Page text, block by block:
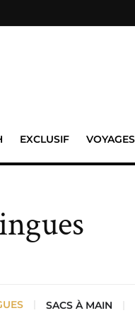
EXCLUSIF VOYAGES
SACS À MAIN